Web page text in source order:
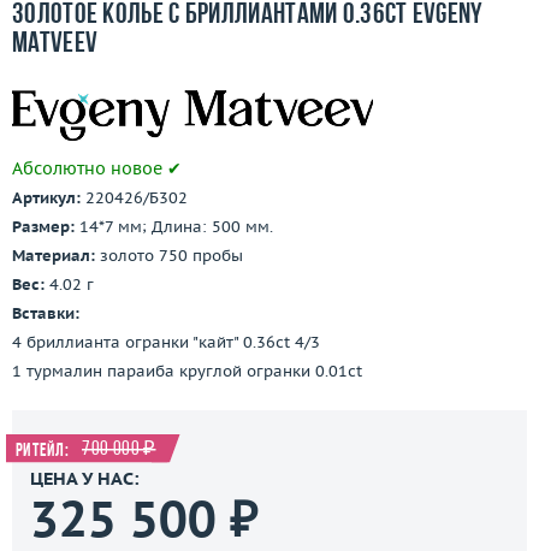
Золотое колье с бриллиантами 0.36ct Evgeny
Matveev
Абсолютно новое ✔
Артикул: 220426/Б302
Размер: 14*7 мм; Длина: 500 мм.
Материал: золото 750 пробы
Вес: 4.02 г
Вставки:
4 бриллианта огранки "кайт" 0.36ct 4/3
1 турмалин параиба круглой огранки 0.01ct
Ритейл: 700 000 ₽
ЦЕНА У НАС:
325 500 ₽